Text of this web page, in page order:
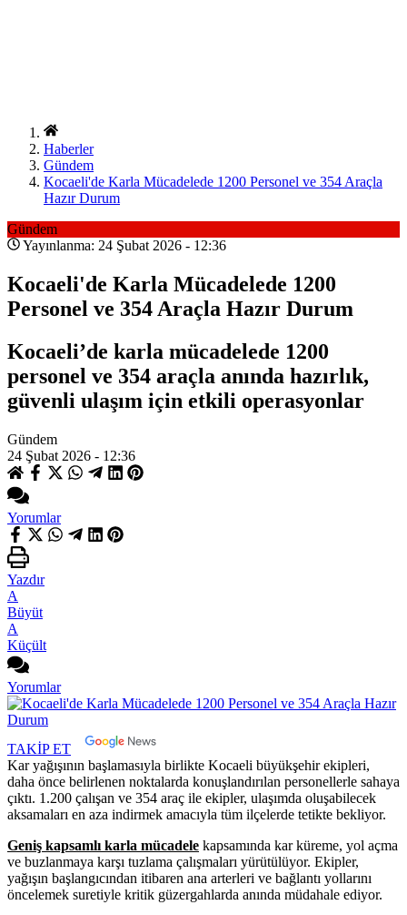
Haberler
Gündem
Kocaeli'de Karla Mücadelede 1200 Personel ve 354 Araçla
Hazır Durum
Gündem
Yayınlanma: 24 Şubat 2026 - 12:36
Kocaeli'de Karla Mücadelede 1200
Personel ve 354 Araçla Hazır Durum
Kocaeli’de karla mücadelede 1200
personel ve 354 araçla anında hazırlık,
güvenli ulaşım için etkili operasyonlar
Gündem
24 Şubat 2026 - 12:36
Yorumlar
Yazdır
A
Büyüt
A
Küçült
Yorumlar
TAKİP ET
Kar yağışının başlamasıyla birlikte Kocaeli büyükşehir ekipleri,
daha önce belirlenen noktalarda konuşlandırılan personellerle sahaya
çıktı. 1.200 çalışan ve 354 araç ile ekipler, ulaşımda oluşabilecek
aksamaları en aza indirmek amacıyla tüm ilçelerde tetikte bekliyor.
Geniş kapsamlı karla mücadele kapsamında kar küreme, yol açma
ve buzlanmaya karşı tuzlama çalışmaları yürütülüyor. Ekipler,
yağışın başlangıcından itibaren ana arterleri ve bağlantı yollarını
öncelemek suretiyle kritik güzergahlarda anında müdahale ediyor.